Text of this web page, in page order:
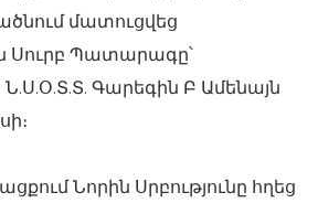
մատուցվեց
Պատարագը՝
Գարեգին Բ Ամենայն
Նորին Սրբությունը հղեց